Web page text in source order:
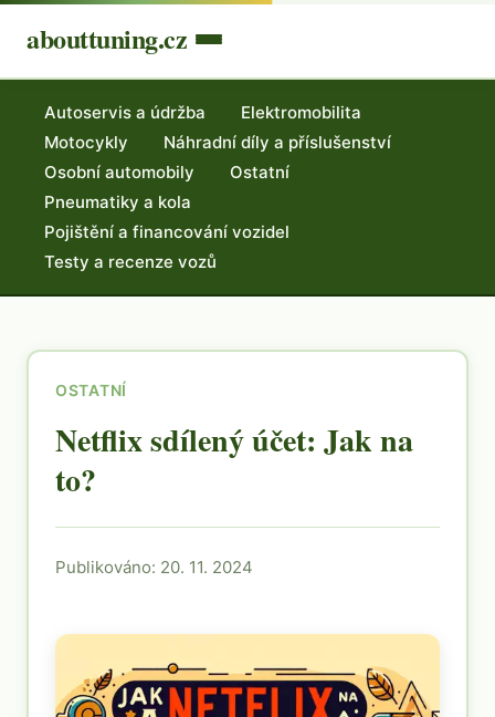
abouttuning.cz
Autoservis a údržba
Elektromobilita
Motocykly
Náhradní díly a příslušenství
Osobní automobily
Ostatní
Pneumatiky a kola
Pojištění a financování vozidel
Testy a recenze vozů
OSTATNÍ
Netflix sdílený účet: Jak na
to?
Publikováno: 20. 11. 2024